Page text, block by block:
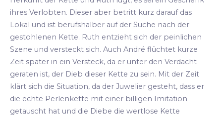
ihres Verlobten. Dieser aber betritt kurz darauf das
Lokal und ist berufshalber auf der Suche nach der
gestohlenen Kette. Ruth entzieht sich der peinlichen
Szene und versteckt sich. Auch André flüchtet kurze
Zeit später in ein Versteck, da er unter den Verdacht
geraten ist, der Dieb dieser Kette zu sein. Mit der Zeit
klärt sich die Situation, da der Juwelier gesteht, dass er
die echte Perlenkette mit einer billigen Imitation
getauscht hat und die Diebe die wertlose Kette